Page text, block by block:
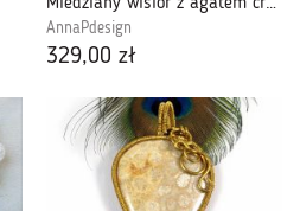
AnnaPdesign
329,00 zł